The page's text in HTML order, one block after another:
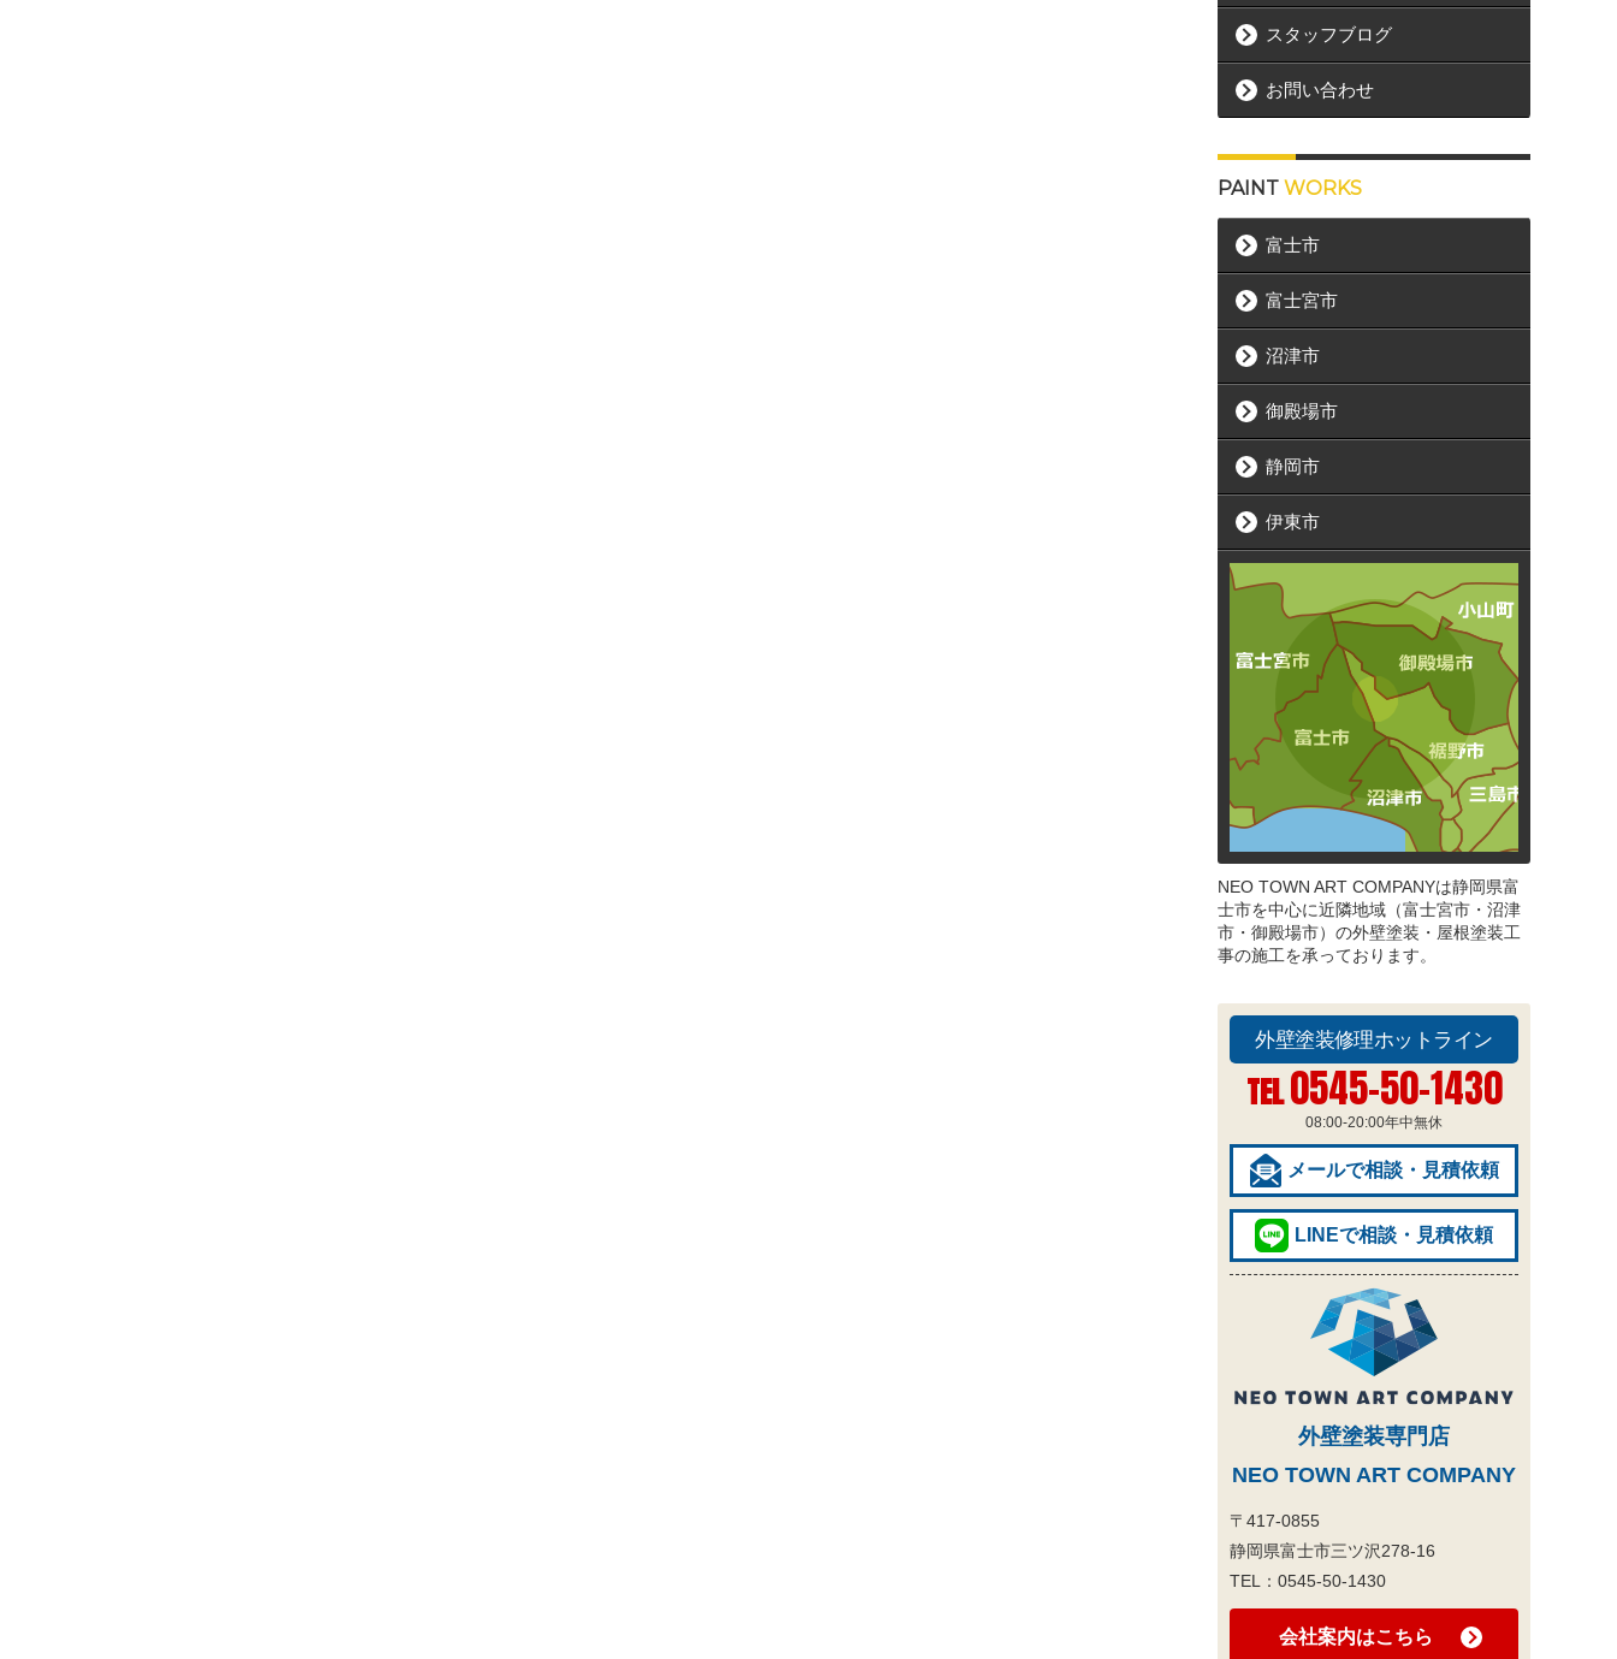
スタッフブログ
お問い合わせ
PAINT WORKS
富士市
富士宮市
沼津市
御殿場市
静岡市
伊東市
NEO TOWN ART COMPANYは静岡県富
士市を中心に近隣地域（富士宮市・沼津
市・御殿場市）の外壁塗装・屋根塗装工
事の施工を承っております。
外壁塗装修理ホットライン
TEL0545-50-1430
08:00-20:00年中無休
メールで相談・見積依頼
LINEで相談・見積依頼
外壁塗装専門店
NEO TOWN ART COMPANY
〒417-0855
静岡県富士市三ツ沢278-16
TEL： 0545-50-1430
会社案内はこちら